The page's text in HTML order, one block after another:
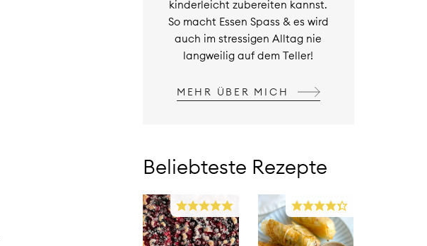
kinderleicht zubereiten kannst.
So macht Essen Spass & es wird
auch im stressigen Alltag nie
langweilig auf dem Teller!
MEHR ÜBER MICH
Beliebteste Rezepte